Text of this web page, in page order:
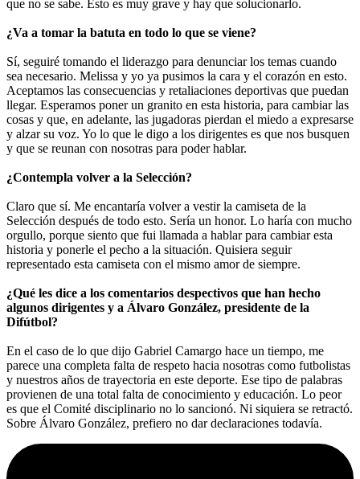
que no se sabe. Esto es muy grave y hay que solucionarlo.
¿Va a tomar la batuta en todo lo que se viene?
Sí, seguiré tomando el liderazgo para denunciar los temas cuando
sea necesario. Melissa y yo ya pusimos la cara y el corazón en esto.
Aceptamos las consecuencias y retaliaciones deportivas que puedan
llegar. Esperamos poner un granito en esta historia, para cambiar las
cosas y que, en adelante, las jugadoras pierdan el miedo a expresarse
y alzar su voz. Yo lo que le digo a los dirigentes es que nos busquen
y que se reunan con nosotras para poder hablar.
¿Contempla volver a la Selección?
Claro que sí. Me encantaría volver a vestir la camiseta de la
Selección después de todo esto. Sería un honor. Lo haría con mucho
orgullo, porque siento que fui llamada a hablar para cambiar esta
historia y ponerle el pecho a la situación. Quisiera seguir
representado esta camiseta con el mismo amor de siempre.
¿Qué les dice a los comentarios despectivos que han hecho
algunos dirigentes y a Álvaro González, presidente de la
Difútbol?
En el caso de lo que dijo Gabriel Camargo hace un tiempo, me
parece una completa falta de respeto hacia nosotras como futbolistas
y nuestros años de trayectoria en este deporte. Ese tipo de palabras
provienen de una total falta de conocimiento y educación. Lo peor
es que el Comité disciplinario no lo sancionó. Ni siquiera se retractó.
Sobre Álvaro González, prefiero no dar declaraciones todavía.